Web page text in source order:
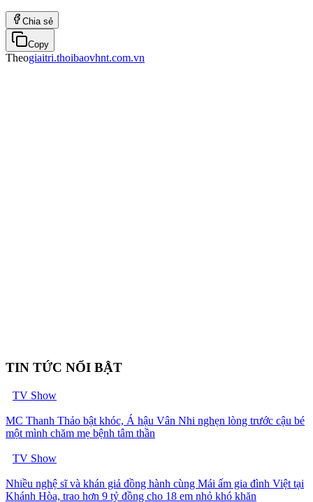
Chia sẻ
Copy
Theogiaitri.thoibaovhnt.com.vn
TIN TỨC NỔI BẬT
TV Show
MC Thanh Thảo bật khóc, Á hậu Vân Nhi nghẹn lòng trước cậu bé
một mình chăm mẹ bệnh tâm thần
TV Show
Nhiều nghệ sĩ và khán giả đồng hành cùng Mái ấm gia đình Việt tại
Khánh Hòa, trao hơn 9 tỷ đồng cho 18 em nhỏ khó khăn